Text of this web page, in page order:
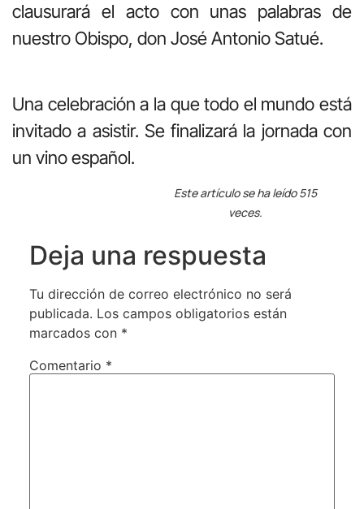
clausurará el acto con unas palabras de
nuestro Obispo, don José Antonio Satué.
Una celebración a la que todo el mundo está
invitado a asistir. Se finalizará la jornada con
un vino español.
Este artículo se ha leído 515
veces.
Deja una respuesta
Tu dirección de correo electrónico no será
publicada. Los campos obligatorios están
marcados con *
Comentario *